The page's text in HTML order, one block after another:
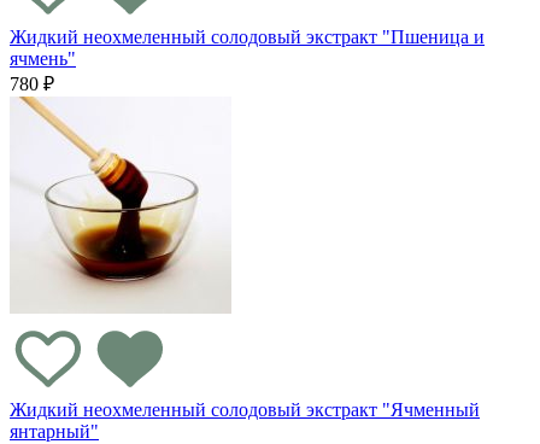
Жидкий неохмеленный солодовый экстракт "Пшеница и
ячмень"
780 ₽
Жидкий неохмеленный солодовый экстракт "Ячменный
янтарный"